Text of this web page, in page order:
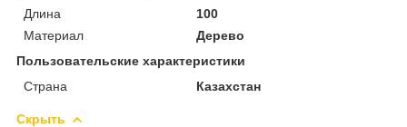
Длина
100
Материал
Дерево
Пользовательские характеристики
Страна
Казахстан
Скрыть